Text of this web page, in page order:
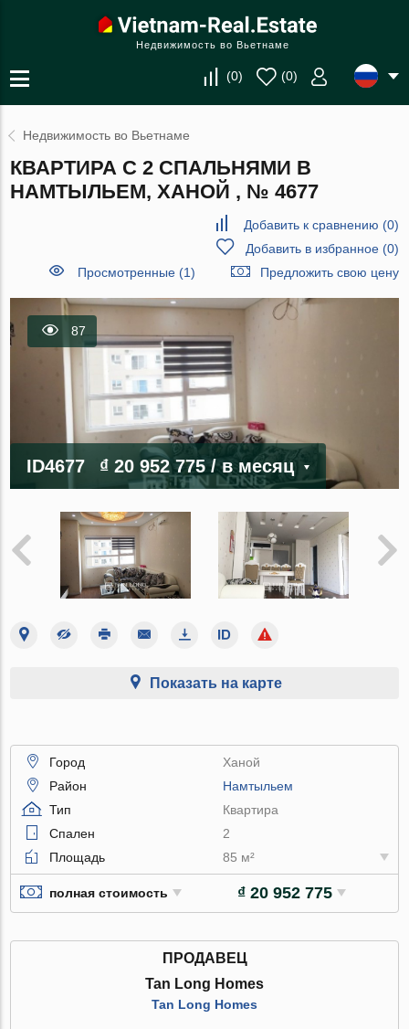
Недвижимость во Вьетнаме
(0) (0)
Недвижимость во Вьетнаме
КВАРТИРА С 2 СПАЛЬНЯМИ В
НАМТЫЛЬЕМ, ХАНОЙ , № 4677
Добавить к сравнению (0)
Добавить в избранное(0)
Просмотренные (1)
Предложить свою цену
87
ID4677 ₫ 20 952 775/ в месяц
Показать на карте
Город
Ханой
Район
Намтыльем
Тип
Квартира
Спален
2
Площадь
85 м²
полная стоимость ₫ 20 952 775
ПРОДАВЕЦ
Tan Long Homes
Tan Long Homes